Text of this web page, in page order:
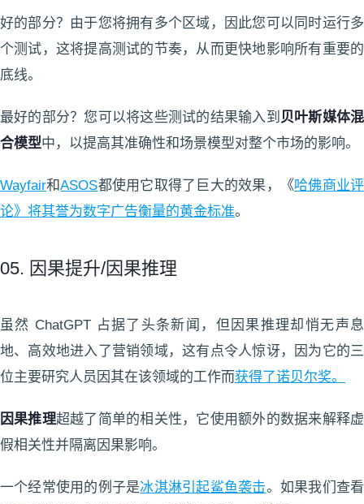
好的部分？由于您将拥有多个区域，因此您可以同时运行多
个测试，这将提高测试的节奏，从而更快地影响所有重要的
底线。
最好的部分？您可以将这些测试的结果输入到 贝叶斯媒体混
合模型中，以提高其准确性和场景模型对整个市场的影响。
Wayfair和ASOS都使用它取得了巨大的效果，《哈佛商业评
论》将其誉为数字广告衡量的黄金标准。
05. 因果提升/因果推理
虽然 ChatGPT 占据了头条新闻，但因果推理却悄无声息
地、高效地进入了营销领域，这有点令人惊讶，因为它的三
位主要研究人员因其在该领域的工作而获得了诺贝尔奖。
因果推理超越了简单的相关性，它使用额外的数据来解释虚
假相关性并隔离因果影响。
一个经常使用的例子是冰淇淋引起鲨鱼袭击。如果我们查看